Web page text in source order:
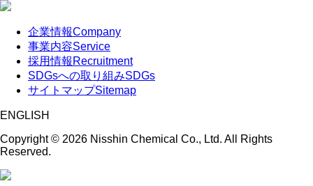
企業情報Company
事業内容Service
採用情報 Recruitment
SDGsへの取り組みSDGs
サイトマップSitemap
ENGLISH
Copyright © 2026 Nisshin Chemical Co., Ltd. All Rights
Reserved.